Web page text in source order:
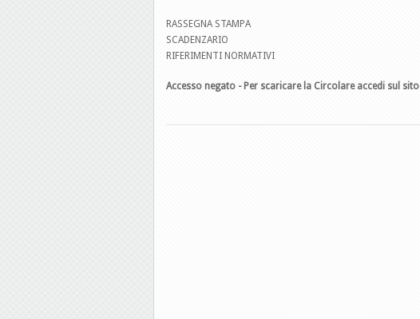
RASSEGNA STAMPA
SCADENZARIO
RIFERIMENTI NORMATIVI
Accesso negato - Per scaricare la Circolare accedi sul sito